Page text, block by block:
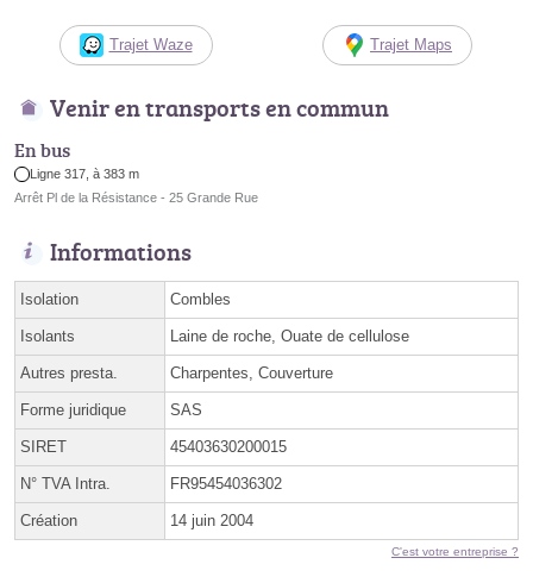
Trajet Waze Trajet Maps
Venir en transports en commun
En bus
Ligne 317, à 383 m
Arrêt Pl de la Résistance - 25 Grande Rue
Informations
Isolation Combles
Isolants Laine de roche, Ouate de cellulose
Autres presta. Charpentes, Couverture
Forme juridique SAS
SIRET 45403630200015
N° TVA Intra. FR95454036302
Création 14 juin 2004
C'est votre entreprise ?